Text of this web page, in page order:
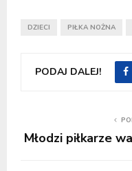
DZIECI PIŁKA NOŻNA
PODAJ DALEJ!
Młodzi piłkarze